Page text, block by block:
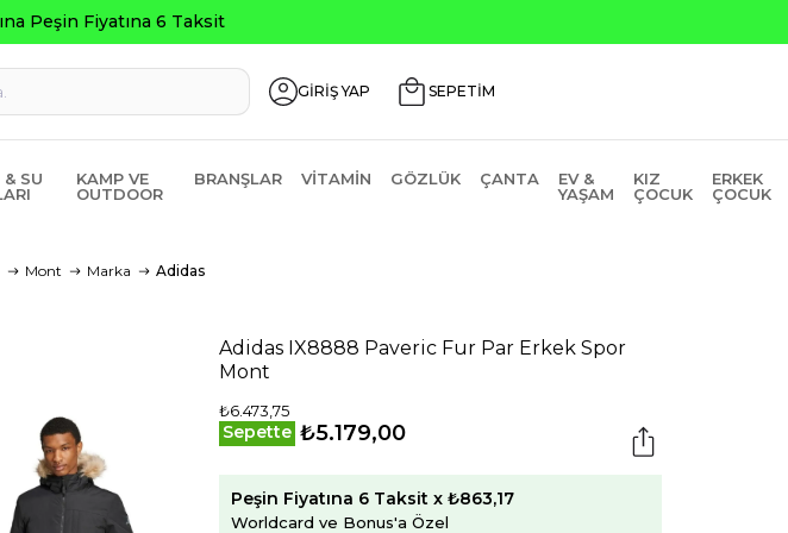
Üzeri ₺200 İndirim Kodu: AGUSTOS200
GİRİŞ YAP SEPETİM
SU
KAMP VE
OUTDOOR
BRANŞLAR VITAMIN GÖZLÜK ÇANTA
EV &
YAŞAM
KIZ
ÇOCUK
ERKEK
ÇOCUK
Mont Marka Adidas
Adidas IX8888 Paveric Fur Par Erkek Spor
Mont
₺6.473,75
Sepette ₺5.179,00
Peşin Fiyatına 6 Taksit x ₺863,17
Worldcard ve Bonus'a Özel